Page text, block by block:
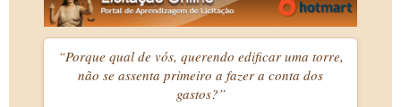
“Porque qual de vós, querendo edificar uma torre,
não se assenta primeiro a fazer a conta dos
gastos?”